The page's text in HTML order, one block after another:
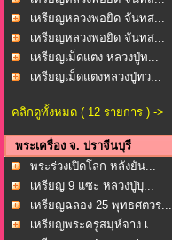
เหรียญหลวงพ่อยิด จันทส...
เหรียญหลวงพ่อยิด จันทส...
เหรียญเม็ดแตง หลวงปู่ท...
เหรียญเม็ดแตงหลวงปู่ทว...
คลิกดูทั้งหมด ( 12 รายการ ) ->
พระเครื่อง จ. ปราจีนบุรี
พระร่วงเปิดโลก หลังยัน...
เหรียญ 9 แซะ หลวงปู่บุ...
เหรียญฉลอง 25 พุทธศตวร...
เหรียญพระครูสมุห์จาง เ...